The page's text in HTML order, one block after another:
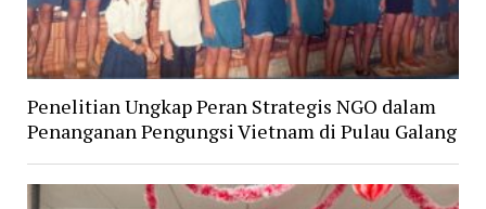
Penelitian Ungkap Peran Strategis NGO dalam
Penanganan Pengungsi Vietnam di Pulau Galang